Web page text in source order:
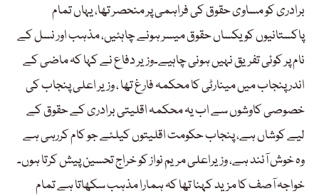
برادری کو مساوی حقوق کی فراہمی پر منحصر تھا، یہاں تمام
پاکستانیوں کو یکساں حقوق میسر ہونے چاہئیں، مذہب اور نسل کے
نام پر کوئی تفریق نہیں ہونی چاہیے۔وزیر دفاع نے کہا کہ ماضی کے
اندر پنجاب میں مینارٹی کا محکمہ فارغ تھا ، وزیر اعلی پنجاب کی
خصوصی کاوشوں سے اب یہ محکمہ اقلیتی برادری کے حقوق کے
لیے کوشاں ہے، پنجاب حکومت اقلیتوں کیلئے جو کام کررہی ہے
وہ خوش آئند ہے، وزیراعلی مریم نواز کو خراج تحسین پیش کرتا ہوں۔
خواجہ آصف کا مزید کہنا تھا کہ ہمارا مذہب سکھاتا ہے تمام